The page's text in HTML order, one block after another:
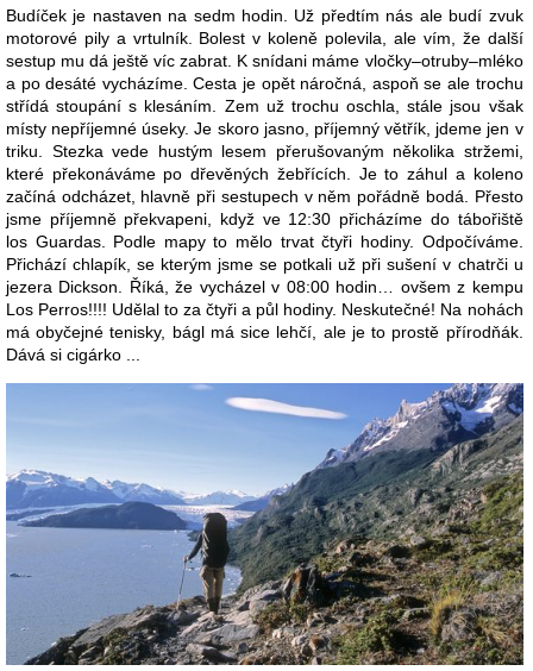
Budíček je nastaven na sedm hodin. Už předtím nás ale budí zvuk
motorové pily a vrtulník. Bolest v koleně polevila, ale vím, že další
sestup mu dá ještě víc zabrat. K snídani máme vločky–otruby–mléko
a po desáté vycházíme. Cesta je opět náročná, aspoň se ale trochu
střídá stoupání s klesáním. Zem už trochu oschla, stále jsou však
místy nepříjemné úseky. Je skoro jasno, příjemný větřík, jdeme jen v
triku. Stezka vede hustým lesem přerušovaným několika stržemi,
které překonáváme po dřevěných žebřících. Je to záhul a koleno
začíná odcházet, hlavně při sestupech v něm pořádně bodá. Přesto
jsme příjemně překvapeni, když ve 12:30 přicházíme do tábořiště
los Guardas. Podle mapy to mělo trvat čtyři hodiny. Odpočíváme.
Přichází chlapík, se kterým jsme se potkali už při sušení v chatrči u
jezera Dickson. Říká, že vycházel v 08:00 hodin… ovšem z kempu
Los Perros!!!! Udělal to za čtyři a půl hodiny. Neskutečné! Na nohách
má obyčejné tenisky, bágl má sice lehčí, ale je to prostě přírodňák.
Dává si cigárko ...